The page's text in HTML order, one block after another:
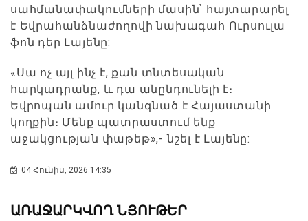
սահմանափակումների մասին՝ հայտարարել
է Եվրահանձնաժողովի նախագահ Ուրսուլա
ֆոն դեր Լայենը:
«Սա ոչ այլ ինչ է, քան տնտեսական
հարկադրանք, և դա անընդունելի է։
Եվրոպան ամուր կանգնած է Հայաստանի
կողքին։ Մենք պատրաստում ենք
աջակցության փաթեթ»,- նշել է Լայենը:
04 Հունիս, 2026 14:35
ԱՌԱՋԱՐԿՎՈՂ ՆՅՈՒԹԵՐ